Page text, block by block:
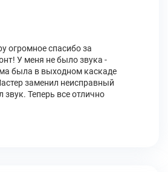
огромное спасибо за
У меня не было звука -
была в выходном каскаде
заменил неисправный
звук. Теперь все отлично